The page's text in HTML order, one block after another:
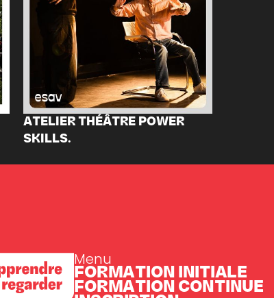
ATELIER THÉÂTRE POWER
SKILLS.
Menu
FORMATION INITIALE
FORMATION CONTINUE